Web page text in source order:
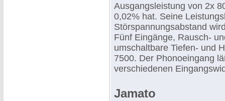
Ausgangsleistung von 2x
0,02% hat. Seine
Störspannungsabstand
Fünf Eingänge, Rausch-
umschaltbare Tiefen- und
7500. Der Phonoeingang
verschiedenen
Jamato